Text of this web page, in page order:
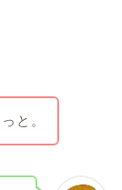
と。